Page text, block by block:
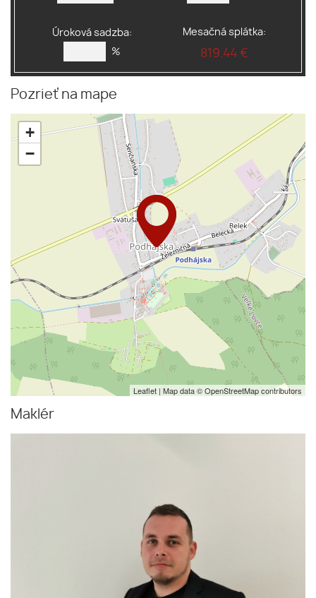
Úroková sadzba:
%
Mesačná splátka:
819.44 €
Pozrieť na mape
+
−
Leaflet | Map data ©OpenStreetMapcontributors
Maklér